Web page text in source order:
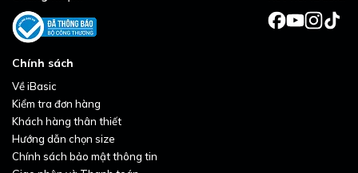
Chính sách
Về iBasic
Kiểm tra đơn hàng
Khách hàng thân thiết
Hướng dẫn chọn size
Chính sách bảo mật thông tin